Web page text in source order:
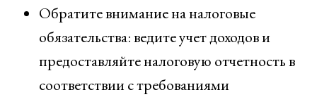
Обратите внимание на налоговые
обязательства: ведите учет доходов и
предоставляйте налоговую отчетность в
соответствии с требованиями